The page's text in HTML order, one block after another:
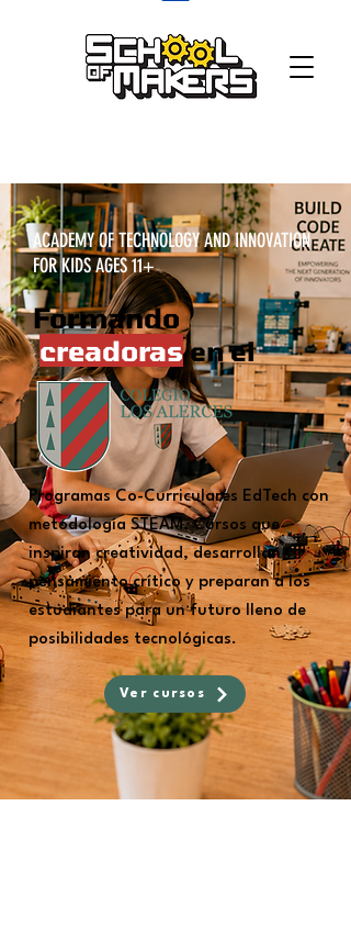
ACADEMY OF TECHNOLOGY AND INNOVATION
FOR KIDS AGES 11+
Formando
creadoras en el
Programas Co-Curriculares EdTech con
metodología STEAM.Cursos que
inspiran creatividad, desarrollan
pensamiento crítico y preparan a los
estudiantes para un futuro lleno de
posibilidades tecnológicas.
Ver cursos